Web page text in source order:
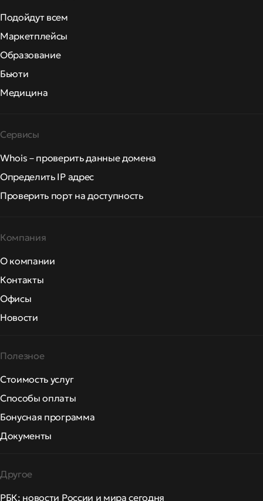
Подойдут всем
Маркетплейсы
Образование
Бьюти
Медицина
Сервисы
Whois – проверить данные домена
Определить IP адрес
Проверить порт на доступность
Компания
О компании
Контакты
Офисы
Новости
Полезное
Стоимость услуг
Способы оплаты
Бонусная программа
Документы
Другое
РБК: новости России и мира сегодня